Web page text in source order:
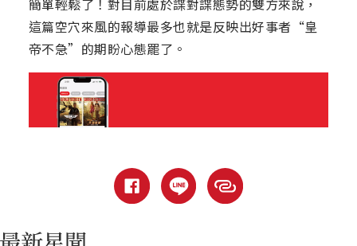
簡單輕鬆了！對目前處於諜對諜態勢的雙方來說，
這篇空穴來風的報導最多也就是反映出好事者“皇
帝不急”的期盼心態罷了。